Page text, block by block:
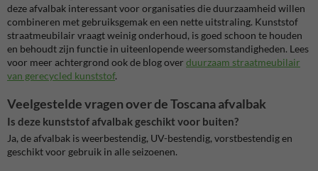
deze afvalbak interessant voor organisaties die duurzaamheid willen
combineren met gebruiksgemak en een nette uitstraling. Kunststof
straatmeubilair vraagt weinig onderhoud, is goed schoon te houden
en behoudt zijn functie in uiteenlopende weersomstandigheden. Lees
voor meer achtergrond ook de blog over duurzaam straatmeubilair
van gerecycled kunststof.
Veelgestelde vragen over de Toscana afvalbak
Is deze kunststof afvalbak geschikt voor buiten?
Ja, de afvalbak is weerbestendig, UV-bestendig, vorstbestendig en
geschikt voor gebruik in alle seizoenen.